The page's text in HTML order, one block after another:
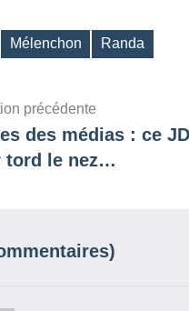
Mélenchon Randa
précédente
des médias : ce
tord le nez…